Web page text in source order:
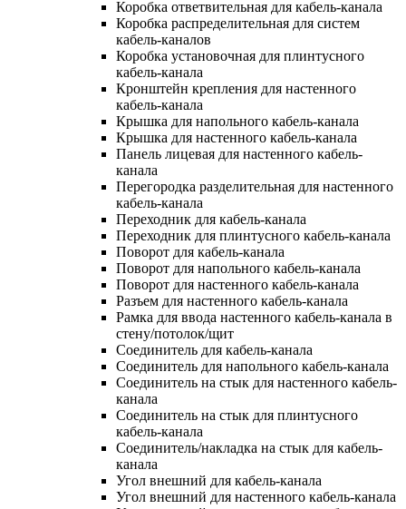
Коробка ответвительная для кабель-канала
Коробка распределительная для систем
кабель-каналов
Коробка установочная для плинтусного
кабель-канала
Кронштейн крепления для настенного
кабель-канала
Крышка для напольного кабель-канала
Крышка для настенного кабель-канала
Панель лицевая для настенного кабель-
канала
Перегородка разделительная для настенного
кабель-канала
Переходник для кабель-канала
Переходник для плинтусного кабель-канала
Поворот для кабель-канала
Поворот для напольного кабель-канала
Поворот для настенного кабель-канала
Разъем для настенного кабель-канала
Рамка для ввода настенного кабель-канала в
стену/потолок/щит
Соединитель для кабель-канала
Соединитель для напольного кабель-канала
Соединитель на стык для настенного кабель-
канала
Соединитель на стык для плинтусного
кабель-канала
Соединитель/накладка на стык для кабель-
канала
Угол внешний для кабель-канала
Угол внешний для настенного кабель-канала